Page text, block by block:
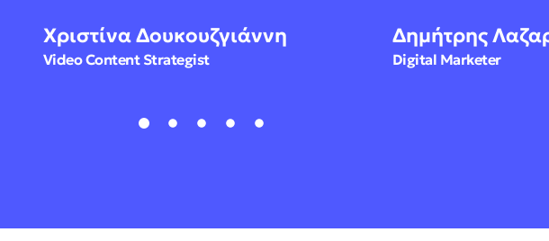
Δουκουζγιάννη
Content Strategist
Δημήτρης Λαζαρίδης
Digital Marketer